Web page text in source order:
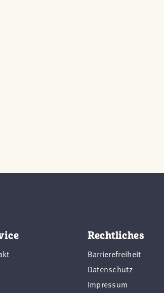
Rechtliches
Barrierefreiheit
Datenschutz
Impressum